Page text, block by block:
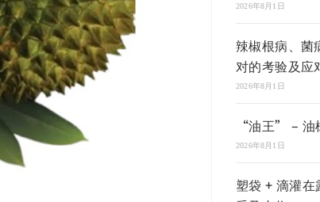
2026年8月1日
辣椒根病、菌
对的考验及应
2026年8月1日
“油王” – 油
2026年8月1日
塑袋 + 滴灌